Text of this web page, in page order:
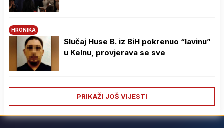
HRONIKA
Slučaj Huse B. iz BiH pokrenuo “lavinu”
u Kelnu, provjerava se sve
PRIKAŽI JOŠ VIJESTI